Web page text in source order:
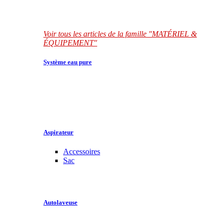
Voir tous les articles de la famille "MATÉRIEL &
ÉQUIPEMENT"
Système eau pure
Aspirateur
Accessoires
Sac
Autolaveuse